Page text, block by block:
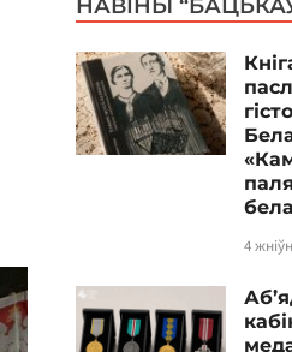
НАВІНЫ
4